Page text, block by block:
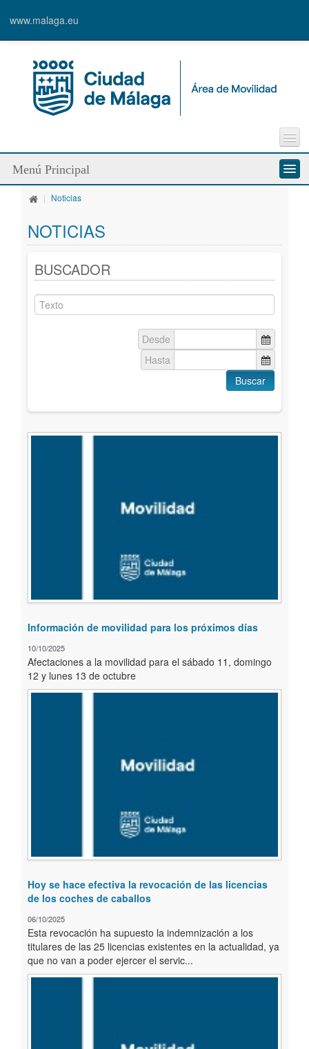
www.malaga.eu
Incidencia vía pública
Sugerencias
Menú Principal
Quienes somos
Servicios
Modos de desplazamiento
Líneas de trabajo
| Noticias
NOTICIAS
BUSCADOR
Desde
Hasta
Buscar
Información de movilidad para los próximos días
10/10/2025
Afectaciones a la movilidad para el sábado 11, domingo
12 y lunes 13 de octubre
Hoy se hace efectiva la revocación de las licencias
de los coches de caballos
06/10/2025
Esta revocación ha supuesto la indemnización a los
titulares de las 25 licencias existentes en la actualidad, ya
que no van a poder ejercer el servic...